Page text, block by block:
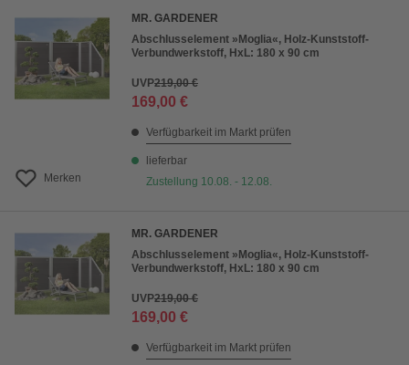
Merken
MR. GARDENER
Abschlusselement »Moglia«, Holz-Kunststoff-
Verbundwerkstoff, HxL: 180 x 90 cm
UVP219,00 €
169,00 €
Verfügbarkeit im Markt prüfen
lieferbar
Zustellung 10.08. - 12.08.
MR. GARDENER
Abschlusselement »Moglia«, Holz-Kunststoff-
Verbundwerkstoff, HxL: 180 x 90 cm
UVP219,00 €
169,00 €
Verfügbarkeit im Markt prüfen